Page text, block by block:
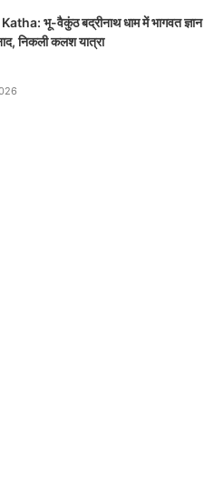
भू-वैकुंठ बद्रीनाथ धाम में भागवत ज्ञान
निकली कलश यात्रा